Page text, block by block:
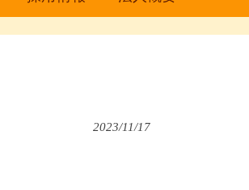
2023/11/17